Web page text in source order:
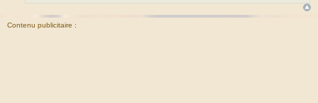
Contenu publicitaire :